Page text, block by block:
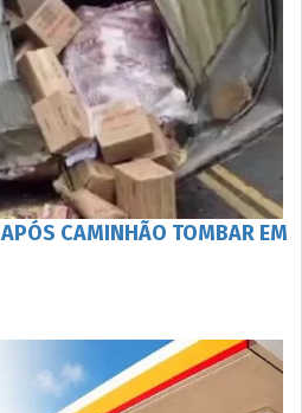
CAMINHÃO TOMBAR EM